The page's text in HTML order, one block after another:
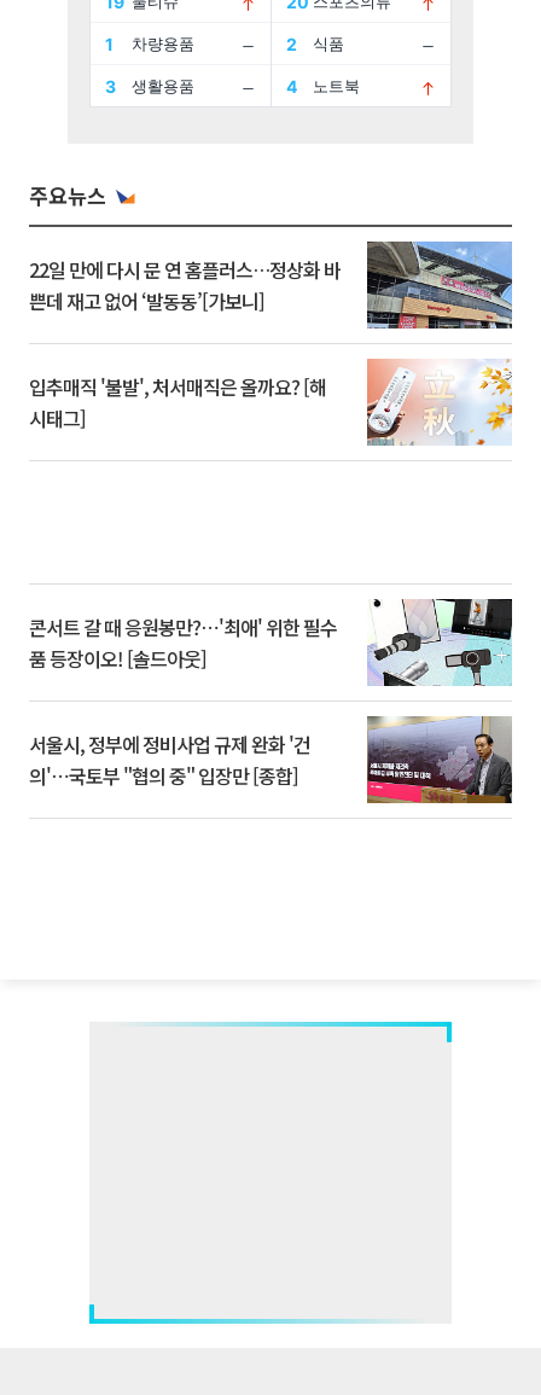
주요뉴스
22일 만에 다시 문 연 홈플러스…정상화 바
쁜데 재고 없어 ‘발동동’[가보니]
입추매직 '불발', 처서매직은 올까요? [해
시태그]
콘서트 갈 때 응원봉만?⋯'최애' 위한 필수
품 등장이오! [솔드아웃]
서울시, 정부에 정비사업 규제 완화 '건
의'⋯국토부 "협의 중" 입장만 [종합]